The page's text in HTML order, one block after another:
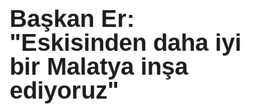
Başkan Er:
"Eskisinden daha iyi
bir Malatya inşa
ediyoruz"